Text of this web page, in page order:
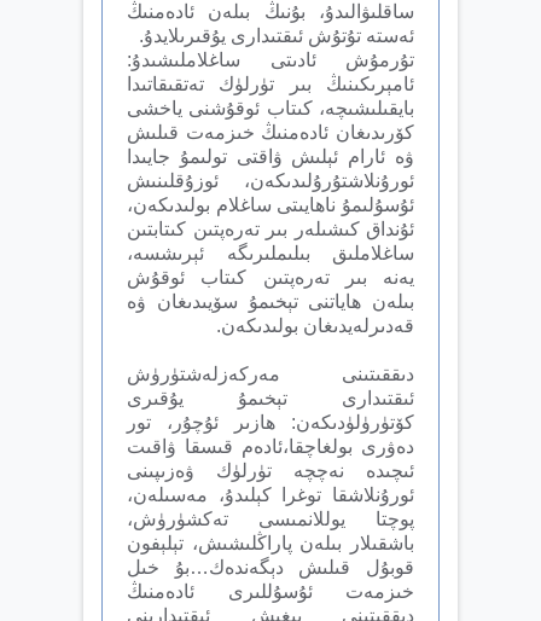
ساقلىۋالىدۇ، بۇنىڭ بىلەن ئادەمنىڭ
ئەستە تۇتۇش ئىقتىدارى يۇقىرىلايدۇ.
تۇرمۇش ئادىتى ساغلاملىشىدۇ:
ئامېرىكىنىڭ بىر تۈرلۈك تەتقىقاتىدا
بايقىلىشىچە، كىتاب ئوقۇشنى ياخشى
كۆرىدىغان ئادەمنىڭ خىزمەت قىلىش
ۋە ئارام ئېلىش ۋاقتى تولىمۇ جايىدا
ئورۇنلاشتۇرۇلىدىكەن، ئوزۇقلىنىش
ئۇسۇلىمۇ ناھايىتى ساغلام بولىدىكەن،
ئۇنداق كىشىلەر بىر تەرەپتىن كىتابتىن
ساغلاملىق بىلىملىرىگە ئېرىشسە،
يەنە بىر تەرەپتىن كىتاب ئوقۇش
بىلەن ھاياتنى تېخىمۇ سۆيىدىغان ۋە
قەدىرلەيدىغان بولىدىكەن.
دىققىتىنى مەركەزلەشتۈرۈش
ئىقتىدارى تېخىمۇ يۇقىرى
كۆتۈرۈلۈدىكەن: ھازىر ئۇچۇر، تور
دەۋرى بولغاچقا،ئادەم قىسقا ۋاقىت
ئىچىدە نەچچە تۈرلۈك ۋەزىپىنى
ئورۇنلاشقا توغرا كېلىدۇ، مەسىلەن،
پوچتا يوللانمىسى تەكشۈرۈش،
باشقىلار بىلەن پاراڭلىشىش، تېلېفون
قوبۇل قىلىش دېگەندەك…بۇ خىل
خىزمەت ئۇسۇللىرى ئادەمنىڭ
دىققىتىنى يىغىش ئىقتىدارىنى